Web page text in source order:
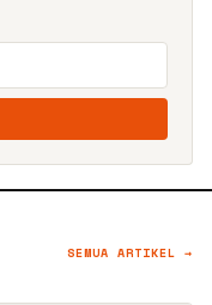
SEMUA ARTIKEL →